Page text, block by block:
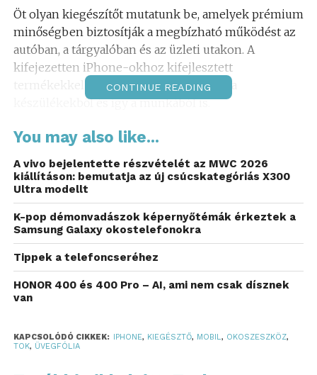
Öt olyan kiegészítőt mutatunk be, amelyek prémium
minőségben biztosítják a megbízható működést az
autóban, a tárgyalóban és az üzleti utakon. A
kifejezetten iPhone-okhoz kifejlesztett
termékekkel még többet lehet kihozni a
készülékekből és így a munkából is.
Valódi bőrből készült prémium
tok
A DVICED prémium tokjai megbízható védelmet
nyújtanak számos Apple készülékhez, így a legújabb
iPhone 17-hez is. Mindegyik tokban megtalálható a
MagSafe-technológiához kialakított mágneses
gyűrű, amellyel stílusos vezeték nélküli power
bankek, töltők vagy akár kártyatartók is
csatlakoztathatók a készülékhez.
hatékonyan védenek a karcolások, ütések és
CONTINUE READING
You may also like...
A vivo bejelentette részvételét az MWC 2026
kiállításon: bemutatja az új csúcskategóriás X300
Ultra modellt
K-pop démonvadászok képernyőtémák érkeztek a
Samsung Galaxy okostelefonokra
Tippek a telefoncseréhez
HONOR 400 és 400 Pro – AI, ami nem csak dísznek
van
KAPCSOLÓDÓ CIKKEK: IPHONE, KIEGÉSZTŐ, MOBIL, OKOSZESZKÖZ,
TOK, ÜVEGFÓLIA